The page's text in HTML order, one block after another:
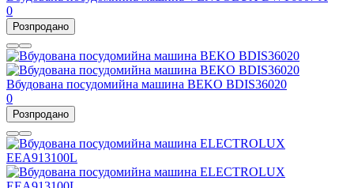
0
Розпродано
Вбудована посудомийна машина BEKO BDIS36020
0
Розпродано